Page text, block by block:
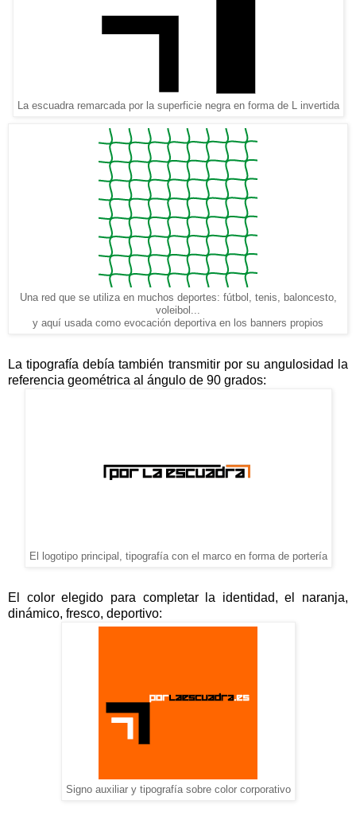
La escuadra remarcada por la superficie negra en forma de L invertida
Una red que se utiliza en muchos deportes: fútbol, tenis, baloncesto,
voleibol...
y aquí usada como evocación deportiva en los banners propios
La tipografía debía también transmitir por su angulosidad la
referencia geométrica al ángulo de 90 grados:
El logotipo principal, tipografía con el marco en forma de portería
El color elegido para completar la identidad, el naranja,
dinámico, fresco, deportivo:
Signo auxiliar y tipografía sobre color corporativo